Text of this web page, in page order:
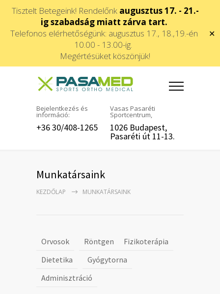
Tisztelt Betegeink! Rendelőnk augusztus 17. - 21.-
ig szabadság miatt zárva tart.
Telefonos elérhetőségünk: augusztus 17., 18.,19.-én
10.00 - 13.00-ig.
Megértésüket köszönjük!
✕
Bejelentkezés és
információ:
+36 30/408-1265
Vasas Pasaréti
Sportcentrum,
1026 Budapest,
Pasaréti út 11-13.
Munkatársaink
KEZDŐLAP MUNKATÁRSAINK
Adminisztráció
Dietetika
Fizikoterápia
Gyógytorna
Orvosok Röntgen